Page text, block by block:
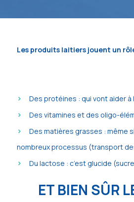
Les produits laitiers jouent un
Des protéines : qui vont aider
Des vitamines et des oligo-
Des matières grasses : même
nombreux processus (transport
Du lactose : c’est glucide
ET BIEN SÛR